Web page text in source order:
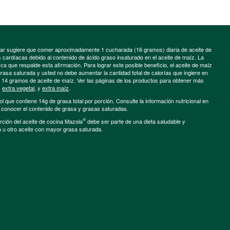
sugiere que comer aproximadamente 1 cucharada (16 gramos) diaria de aceite de
debido al contenido de ácido graso insaturado en el aceite de maíz. La
que respalde esta afirmación. Para lograr este posible beneficio, el aceite de maíz
saturada y usted no debe aumentar la cantidad total de calorías que ingiere en
gramos de aceite de maíz. Ver las páginas de los productos para obtener más
extra vegetal, y extra maíz.
que contiene 14g de grasa total por porción. Consulte la información nutricional en
el contenido de grasa y grasas saturadas.
del aceite de cocina Mazola® debe ser parte de una dieta saludable y
otro aceite con mayor grasa saturada.